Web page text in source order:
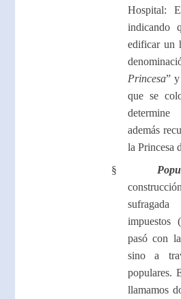
Hospital:
indicando
edificar un
Princesa” y
que se
además
la Princesa
§
impuestos
pasó con
sino a
populares.
llamamos